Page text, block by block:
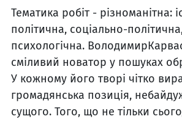
Тематика робіт - різноманітна:
політична, соціально-
психологічна.
сміливий новатор у пошуках
У кожному його творі чітко
громадянська позиція,
сущого. Того, що не тільки